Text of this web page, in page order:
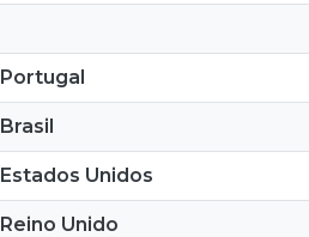
Portugal
Brasil
Estados Unidos
Reino Unido